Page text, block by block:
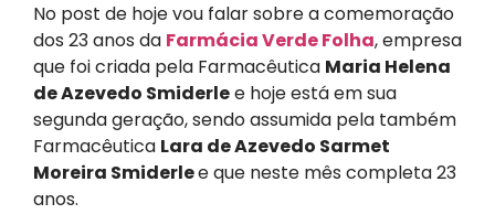
​No post de hoje vou falar sobre a comemoração
dos 23 anos da Farmácia Verde Folha, empresa
que foi criada pela Farmacêutica Maria Helena
de Azevedo Smiderlee hoje está em sua
segunda geração, sendo assumida pela também
Farmacêutica Lara de Azevedo Sarmet
Moreira Smiderlee que neste mês completa 23
anos.